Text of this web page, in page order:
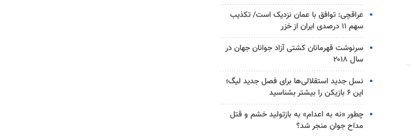
عراقچی: توافق با عمان نزدیک است/ تکذیب
سهم ۱۱ درصدی ایران از خزر
سرنوشت قهرمانان کشتی آزاد جوانان جهان در
سال ۲۰۱۸
نسل جدید استقلالی‌ها برای فصل جدید لیگ؛
این ۶ بازیکن را بیشتر بشناسید
چطور «نه به اعدام» به بازتولید خشم و قتل
مداح جوان منجر شد؟